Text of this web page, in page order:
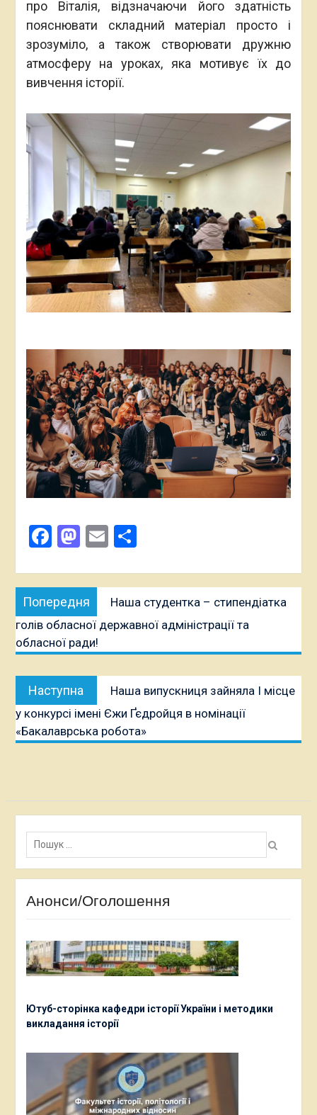
про Віталія, відзначаючи його здатність
пояснювати складний матеріал просто і
зрозуміло, а також створювати дружню
атмосферу на уроках, яка мотивує їх до
вивчення історії.
Facebook
Mastodon
EmailПоділитися
Навігація
записів
Попередня
публікація:
Наша студентка – стипендіатка
голів обласної державної адміністрації та
обласної ради!
Наступна
публікація:
Наша випускниця зайняла І місце
у конкурсі імені Єжи Ґєдройця в номінації
«Бакалаврська робота»
Пошук:
Анонси/Оголошення
Ютуб-сторінка кафедри історії України і методики
викладання історії